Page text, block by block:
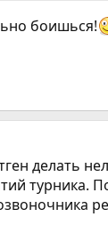
боишься!
делать
турника.